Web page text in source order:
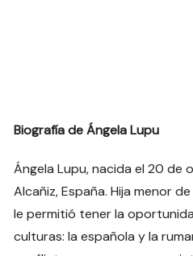
Biografía de Ángela Lupu
Ángela Lupu, nacida el 20
Alcañiz, España. Hija menor
le permitió tener la
culturas: la española y la